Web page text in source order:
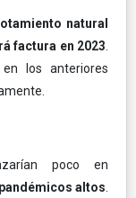
natural
factura en 2023
los anteriores
poco en
altos